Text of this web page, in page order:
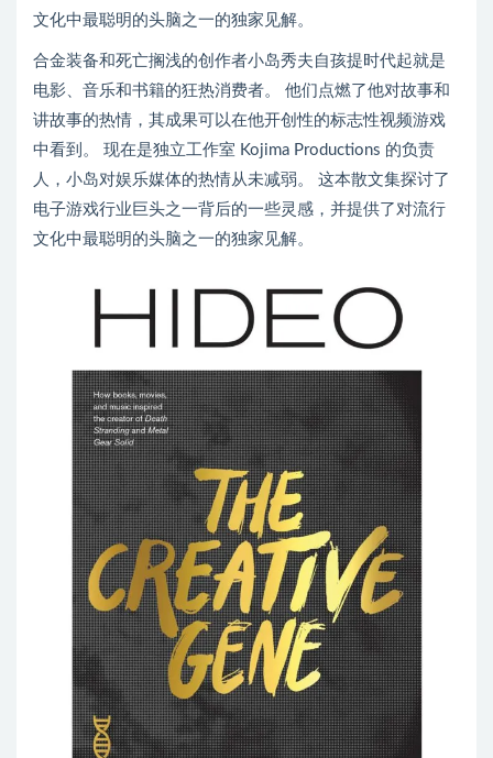
文化中最聪明的头脑之一的独家见解。
合金装备和死亡搁浅的创作者小岛秀夫自孩提时代起就是
电影、音乐和书籍的狂热消费者。 他们点燃了他对故事和
讲故事的热情，其成果可以在他开创性的标志性视频游戏
中看到。 现在是独立工作室 Kojima Productions 的负责
人，小岛对娱乐媒体的热情从未减弱。 这本散文集探讨了
电子游戏行业巨头之一背后的一些灵感，并提供了对流行
文化中最聪明的头脑之一的独家见解。